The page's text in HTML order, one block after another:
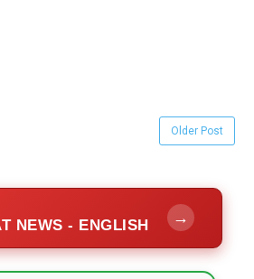
Older Post
NEWS - ENGLISH →